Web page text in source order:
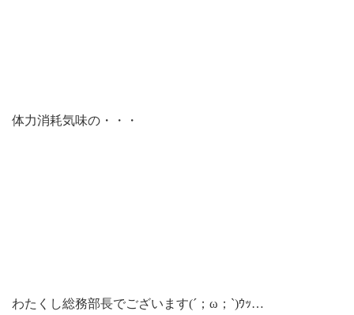
体力消耗気味の・・・
わたくし総務部長でございます(´；ω；`)ｳｯ…